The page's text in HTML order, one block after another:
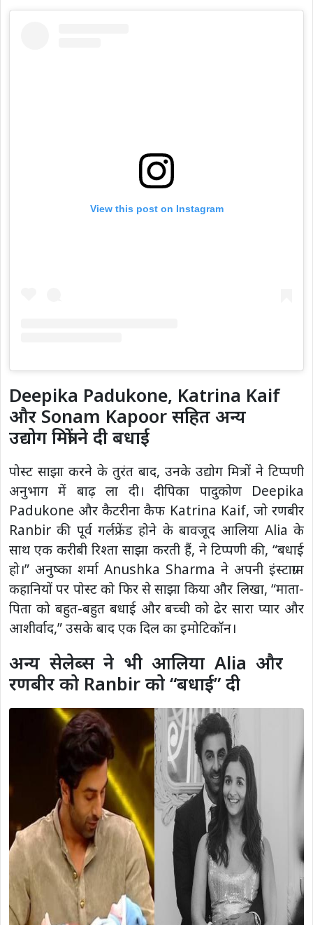
View this post on Instagram
Deepika Padukone, Katrina Kaif
और Sonam Kapoor सहित अन्य
उद्योग मित्रों ने दी बधाई
पोस्ट साझा करने के तुरंत बाद, उनके उद्योग मित्रों ने टिप्पणी
अनुभाग में बाढ़ ला दी। दीपिका पादुकोण Deepika
Padukone और कैटरीना कैफ Katrina Kaif, जो रणबीर
Ranbir की पूर्व गर्लफ्रेंड होने के बावजूद आलिया Alia के
साथ एक करीबी रिश्ता साझा करती हैं, ने टिप्पणी की, “बधाई
हो।” अनुष्का शर्मा Anushka Sharma ने अपनी इंस्टाग्राम
कहानियों पर पोस्ट को फिर से साझा किया और लिखा, “माता-
पिता को बहुत-बहुत बधाई और बच्ची को ढेर सारा प्यार और
आशीर्वाद,” उसके बाद एक दिल का इमोटिकॉन।
अन्य सेलेब्स ने भी आलिया Alia और
रणबीर को Ranbir को “बधाई” दी